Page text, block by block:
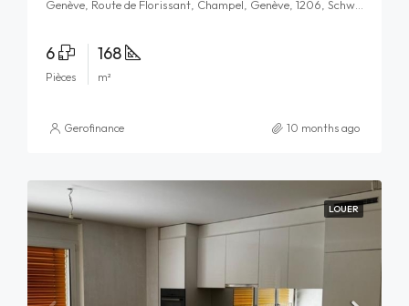
6
Pièces
168
m²
Gerofinance 10 months ago
LOUER